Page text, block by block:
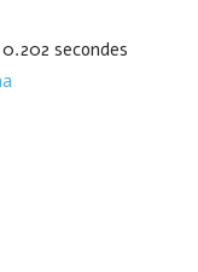
secondes